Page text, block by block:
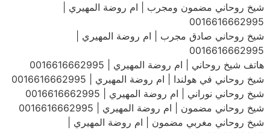
شيخ روحاني مضمون ومجرب | ام روضة المهيري |
0016616662995
شيخ روحاني صادق مجرب | ام روضة المهيري |
0016616662995
هاتف شيخ روحاني | ام روضة المهيري | 0016616662995
شيخ روحاني في هولندا | ام روضة المهيري | 0016616662995
شيخ روحاني نوراني | ام روضة المهيري | 0016616662995
شيخ روحاني مضمون | ام روضة المهيري | 0016616662995
شيخ روحاني مغربي مضمون | ام روضة المهيري |